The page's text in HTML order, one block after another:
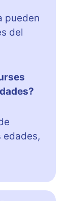
pueden
del
edades,